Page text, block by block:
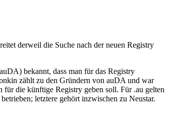
derweil die Suche nach der neuen Registry
bekannt, dass man für das Registry
zählt zu den Gründern von auDA und war
die künftige Registry geben soll. Für .au gelten
letztere gehört inzwischen zu Neustar.